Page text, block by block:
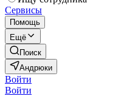
Сервисы
Помощь
Ещё
Поиск
Андрюки
Войти
Войти